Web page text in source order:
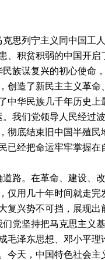
列宁主义同中国工人
积贫积弱的中国开启
谋复兴的初心使命
造了新民主主义革
华民族几千年历史上
们党领导人民经过
彻底结束旧中国半殖
已经把命运牢牢掌握
。在革命、建设、
仅用几十年时间就走
兴势不可挡，展现出
坚持把马克思主义
泽东思想、邓小平
天，中国特色社会